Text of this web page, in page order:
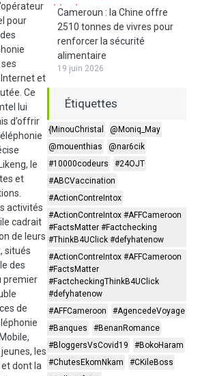
pour
Internet et
Ce
lui
d’offrir
le
et
activités
cadrait
de leurs
situés
des
premier
de
les
dont la
Cameroun : la Chine offre
2510 tonnes de vivres pour
renforcer la sécurité
alimentaire
19 juin 2026
Étiquettes
{MinouChristal
@Moniq_May
@mouenthias
@nar6cik
#10000codeurs
#24OJT
#ABCVaccination
#ActionContreIntox
#ActionContreIntox #AFFCameroon
#FactsMatter #Factchecking
#ThinkB4UClick #defyhatenow
#ActionContreIntox #AFFCameroon
#FactsMatter
#FactcheckingThinkB4UClick
#defyhatenow
#AFFCameroon
#AgencedeVoyage
#Banques
#BenanRomance
#BloggersVsCovid19
#BokoHaram
#ChutesEkomNkam
#CKileBoss